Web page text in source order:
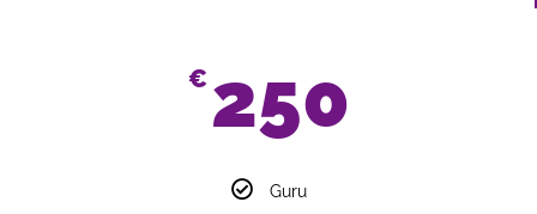
€ 250
Guru